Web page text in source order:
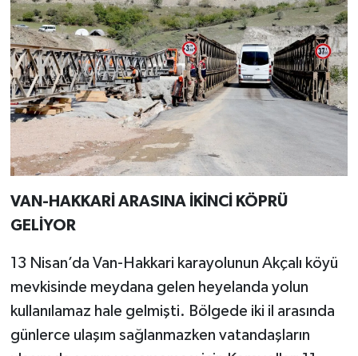
VAN-HAKKARİ ARASINA İKİNCİ KÖPRÜ
GELİYOR
13 Nisan’da Van-Hakkari karayolunun Akçalı köyü
mevkisinde meydana gelen heyelanda yolun
kullanılamaz hale gelmişti. Bölgede iki il arasında
günlerce ulaşım sağlanmazken vatandaşların